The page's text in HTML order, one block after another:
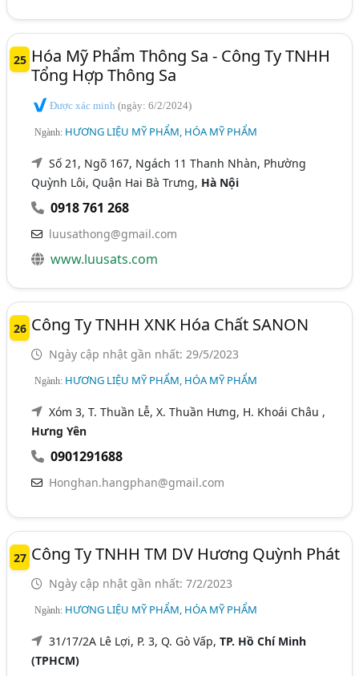
25 Hóa Mỹ Phẩm Thông Sa - Công Ty TNHH
Tổng Hợp Thông Sa
Được xác minh(ngày: 6/2/2024)
Ngành: HƯƠNG LIỆU MỸ PHẨM, HÓA MỸ PHẨM
Số 21, Ngõ 167, Ngách 11 Thanh Nhàn, Phường
Quỳnh Lôi, Quận Hai Bà Trưng, Hà Nội
0918 761 268
luusathong@gmail.com
www.luusats.com
26 Công Ty TNHH XNK Hóa Chất SANON
Ngày cập nhật gần nhất: 29/5/2023
Ngành: HƯƠNG LIỆU MỸ PHẨM, HÓA MỸ PHẨM
Xóm 3, T. Thuần Lễ, X. Thuần Hưng, H. Khoái Châu ,
Hưng Yên
0901291688
Honghan.hangphan@gmail.com
27 Công Ty TNHH TM DV Hương Quỳnh Phát
Ngày cập nhật gần nhất: 7/2/2023
Ngành: HƯƠNG LIỆU MỸ PHẨM, HÓA MỸ PHẨM
31/17/2A Lê Lợi, P. 3, Q. Gò Vấp,TP. Hồ Chí Minh
(TPHCM)